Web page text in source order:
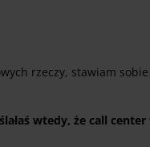
rzeczy, stawiam sobie
wtedy, że call center